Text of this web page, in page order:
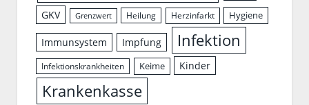
GKV Grenzwert Heilung Herzinfarkt Hygiene
Immunsystem Impfung Infektion
Infektionskrankheiten Keime Kinder
Krankenkasse